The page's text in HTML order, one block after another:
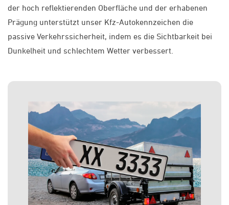
der hoch reflektierenden Oberfläche und der erhabenen
Prägung unterstützt unser Kfz-Autokennzeichen die
passive Verkehrssicherheit, indem es die Sichtbarkeit bei
Dunkelheit und schlechtem Wetter verbessert.